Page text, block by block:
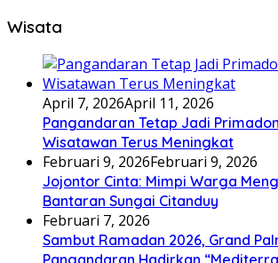
Wisata
April 7, 2026April 11, 2026
Pangandaran Tetap Jadi
Wisatawan Terus Meningkat
Februari 9, 2026Februari 9, 2026
Jojontor Cinta: Mimpi Warga
Bantaran Sungai Citanduy
Februari 7, 2026
Sambut Ramadan 2026, Grand